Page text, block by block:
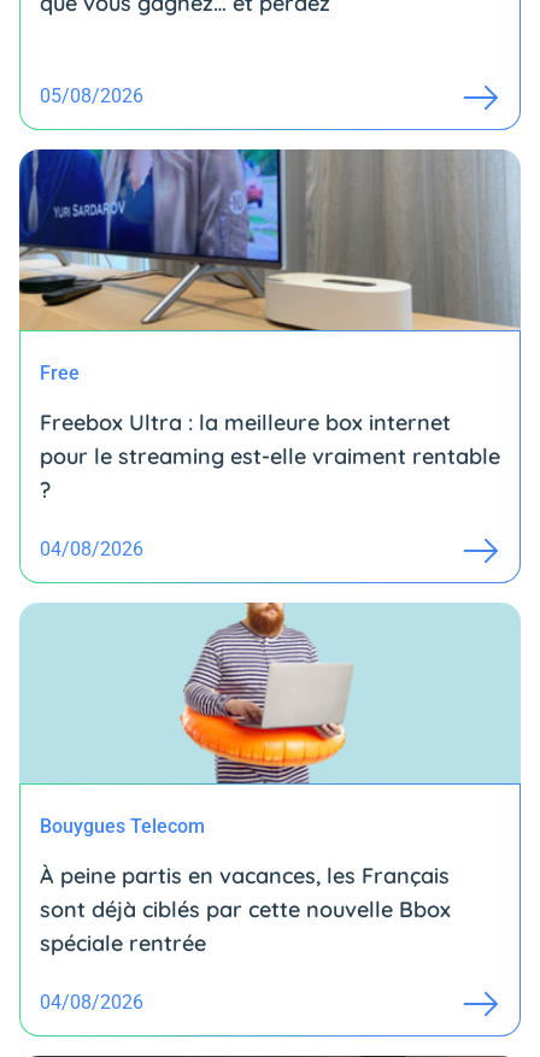
05/08/2026
Free
Freebox Ultra : la meilleure box internet
pour le streaming est-elle vraiment rentable
?
04/08/2026
Bouygues Telecom
À peine partis en vacances, les Français
sont déjà ciblés par cette nouvelle Bbox
spéciale rentrée
04/08/2026